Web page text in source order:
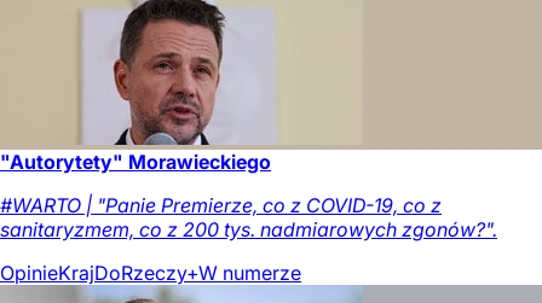
"Autorytety" Morawieckiego
#WARTO | "Panie Premierze, co z COVID-19, co z
sanitaryzmem, co z 200 tys. nadmiarowych zgonów?".
OpinieKrajDoRzeczy+W numerze